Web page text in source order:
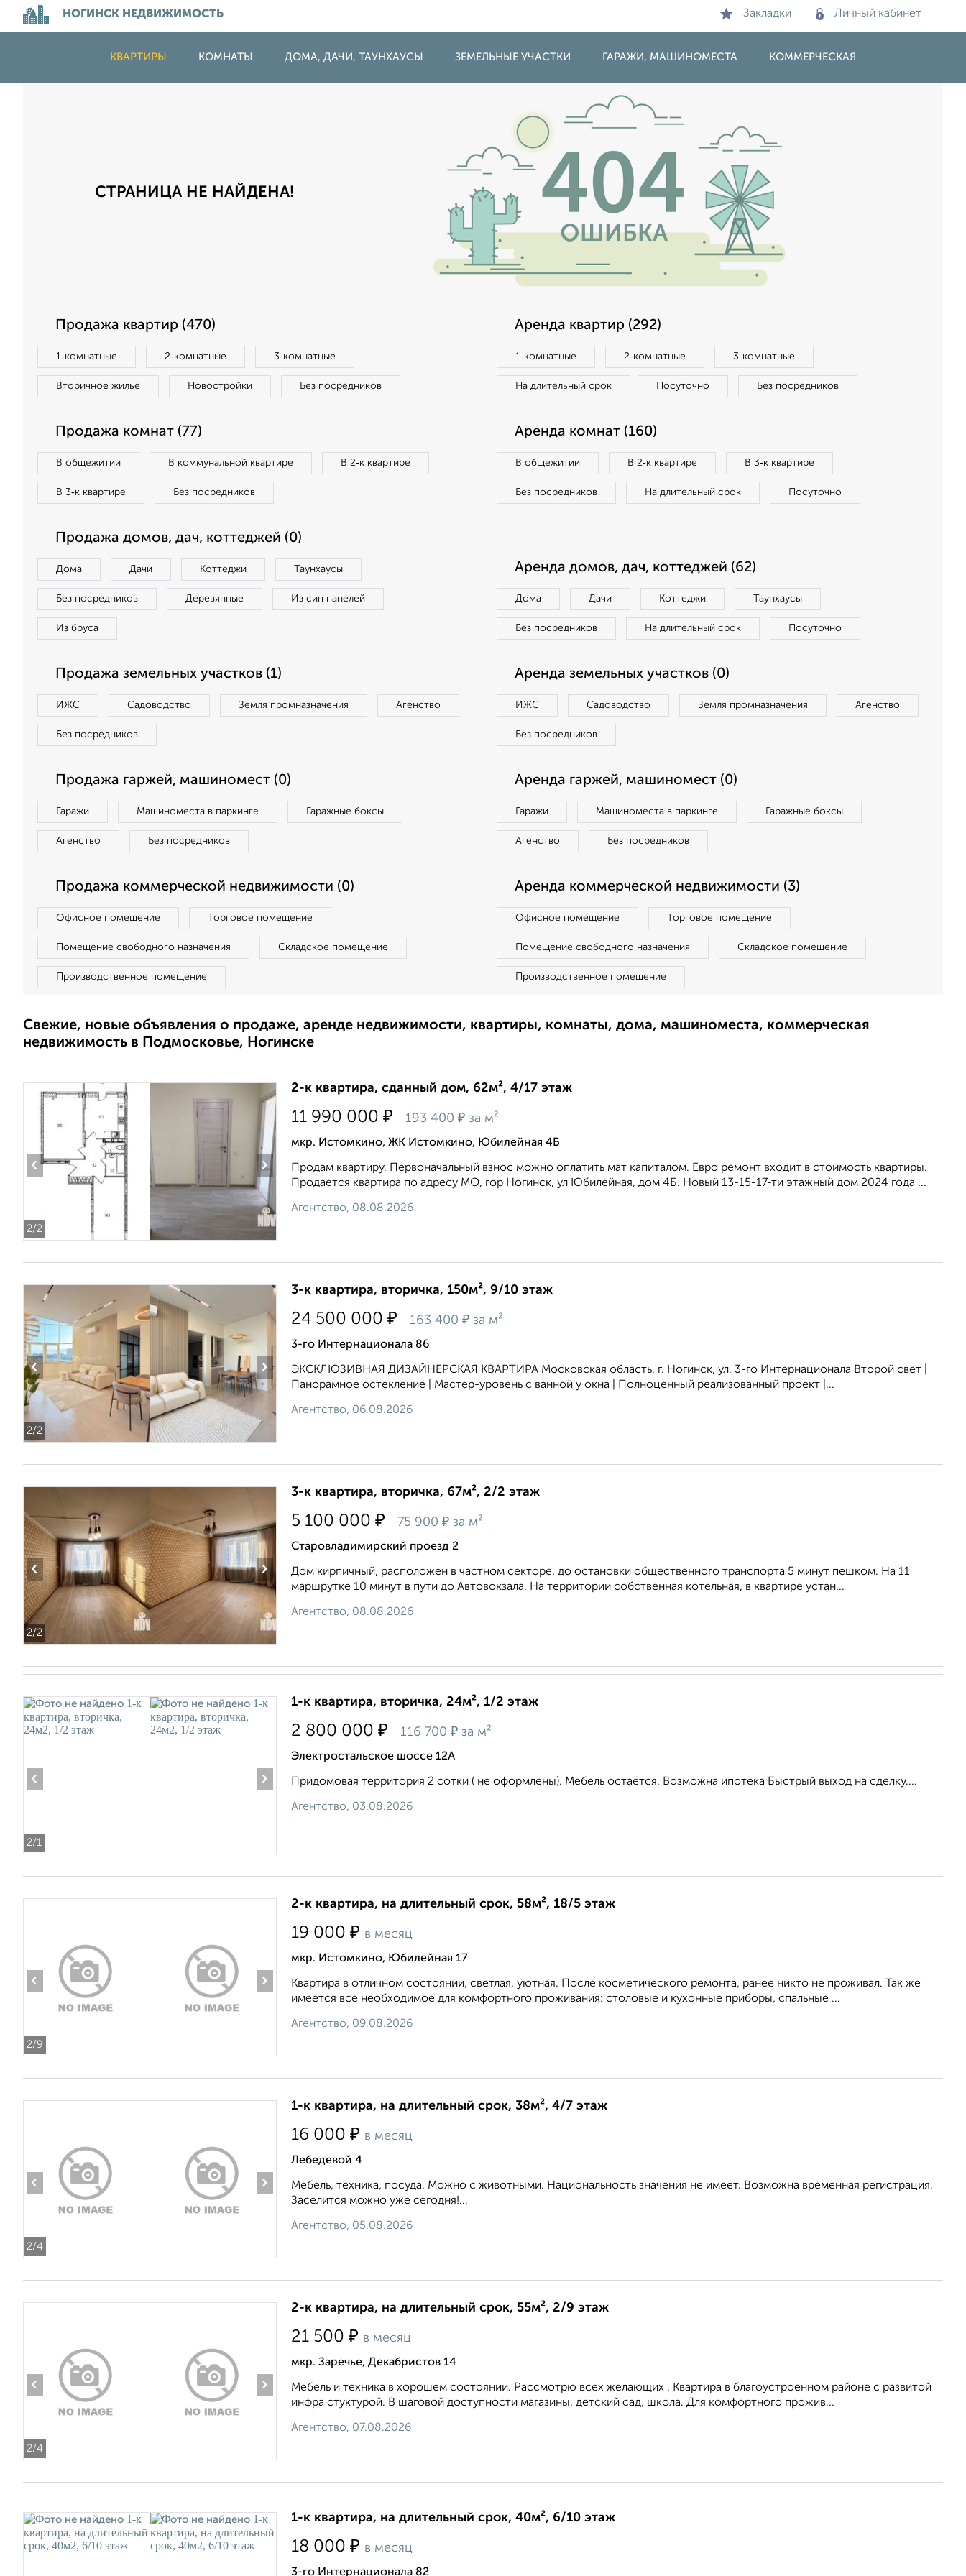
НОГИНСК НЕДВИЖИМОСТЬ Закладки Личный кабинет
КВАРТИРЫ КОМНАТЫ ДОМА, ДАЧИ, ТАУНХАУСЫ ЗЕМЕЛЬНЫЕ УЧАСТКИ ГАРАЖИ, МАШИНОМЕСТА КОММЕРЧЕСКАЯ
СТРАНИЦА НЕ НАЙДЕНА!
Продажа квартир (470)
1‑комнатные 2‑комнатные 3‑комнатные
Вторичное жилье Новостройки Без посредников
Аренда квартир (292)
1‑комнатные 2‑комнатные 3‑комнатные
На длительный срок Посуточно Без посредников
Продажа комнат (77)
В общежитии В коммунальной квартире В 2‑к квартире
В 3‑к квартире Без посредников
Аренда комнат (160)
В общежитии В 2‑к квартире В 3‑к квартире
Без посредников На длительный срок Посуточно
Продажа домов, дач, коттеджей (0)
Дома Дачи Коттеджи Таунхаусы
Без посредников Деревянные Из сип панелей
Из бруса
Аренда домов, дач, коттеджей (62)
Дома Дачи Коттеджи Таунхаусы
Без посредников На длительный срок Посуточно
Продажа земельных участков (1)
ИЖС Садоводство Земля промназначения Агенство
Без посредников
Аренда земельных участков (0)
ИЖС Садоводство Земля промназначения Агенство
Без посредников
Продажа гаржей, машиномест (0)
Гаражи Машиноместа в паркинге Гаражные боксы
Агенство Без посредников
Аренда гаржей, машиномест (0)
Гаражи Машиноместа в паркинге Гаражные боксы
Агенство Без посредников
Продажа коммерческой недвижимости (0)
Офисное помещение Торговое помещение
Помещение свободного назначения Складское помещение
Производственное помещение
Аренда коммерческой недвижимости (3)
Офисное помещение Торговое помещение
Помещение свободного назначения Складское помещение
Производственное помещение
Свежие, новые объявления о продаже, аренде недвижимости, квартиры, комнаты, дома, машиноместа, коммерческая
недвижимость в Подмосковье, Ногинске
2/2
‹ ›
2-к квартира, сданный дом, 62м², 4/17 этаж
11 990 000 ₽ 193 400 ₽ за м²
мкр. Истомкино, ЖК Истомкино, Юбилейная 4Б
Продам квартиру. Первоначальный взнос можно оплатить мат капиталом. Евро ремонт входит в стоимость квартиры.
Продается квартира по адресу МО, гор Ногинск, ул Юбилейная, дом 4Б. Новый 13-15-17-ти этажный дом 2024 года ...
Агентство, 08.08.2026
2/2
‹ ›
3-к квартира, вторичка, 150м², 9/10 этаж
24 500 000 ₽ 163 400 ₽ за м²
3-го Интернационала 86
ЭКСКЛЮЗИВНАЯ ДИЗАЙНЕРСКАЯ КВАРТИРА Московская область, г. Ногинск, ул. 3-го Интернационала Второй свет |
Панорамное остекление | Мастер-уровень с ванной у окна | Полноценный реализованный проект |...
Агентство, 06.08.2026
2/2
‹ ›
3-к квартира, вторичка, 67м², 2/2 этаж
5 100 000 ₽ 75 900 ₽ за м²
Старовладимирский проезд 2
Дом кирпичный, расположен в частном секторе, до остановки общественного транспорта 5 минут пешком. На 11
маршрутке 10 минут в пути до Автовокзала. На территории собственная котельная, в квартире устан...
Агентство, 08.08.2026
2/1
‹ ›
1-к квартира, вторичка, 24м², 1/2 этаж
2 800 000 ₽ 116 700 ₽ за м²
Электростальское шоссе 12А
Придомовая территория 2 сотки ( не оформлены). Мебель остаётся. Возможна ипотека Быстрый выход на сделку....
Агентство, 03.08.2026
2/9
‹ ›
2-к квартира, на длительный срок, 58м², 18/5 этаж
19 000 ₽ в месяц
мкр. Истомкино, Юбилейная 17
Квартира в отличном состоянии, светлая, уютная. После косметического ремонта, ранее никто не проживал. Так же
имеется все необходимое для комфортного проживания: столовые и кухонные приборы, спальные ...
Агентство, 09.08.2026
2/4
‹ ›
1-к квартира, на длительный срок, 38м², 4/7 этаж
16 000 ₽ в месяц
Лебедевой 4
Мебель, техника, посуда. Можно с животными. Национальность значения не имеет. Возможна временная регистрация.
Заселится можно уже сегодня!...
Агентство, 05.08.2026
2/4
‹ ›
2-к квартира, на длительный срок, 55м², 2/9 этаж
21 500 ₽ в месяц
мкр. Заречье, Декабристов 14
Мебель и техника в хорошем состоянии. Рассмотрю всех желающих . Квартира в благоустроенном районе с развитой
инфра стуктурой. В шаговой доступности магазины, детский сад, школа. Для комфортного прожив...
Агентство, 07.08.2026
1-к квартира, на длительный срок, 40м², 6/10 этаж
18 000 ₽ в месяц
3-го Интернационала 82